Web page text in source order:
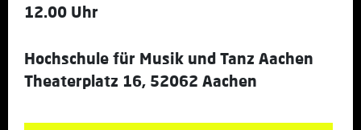
12.00 Uhr
Hochschule für Musik und Tanz Aachen
Theaterplatz 16, 52062 Aachen